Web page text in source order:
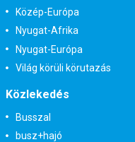
Közép-Európa
Nyugat-Afrika
Nyugat-Európa
Világ körüli körutazás
Közlekedés
Busszal
busz+hajó